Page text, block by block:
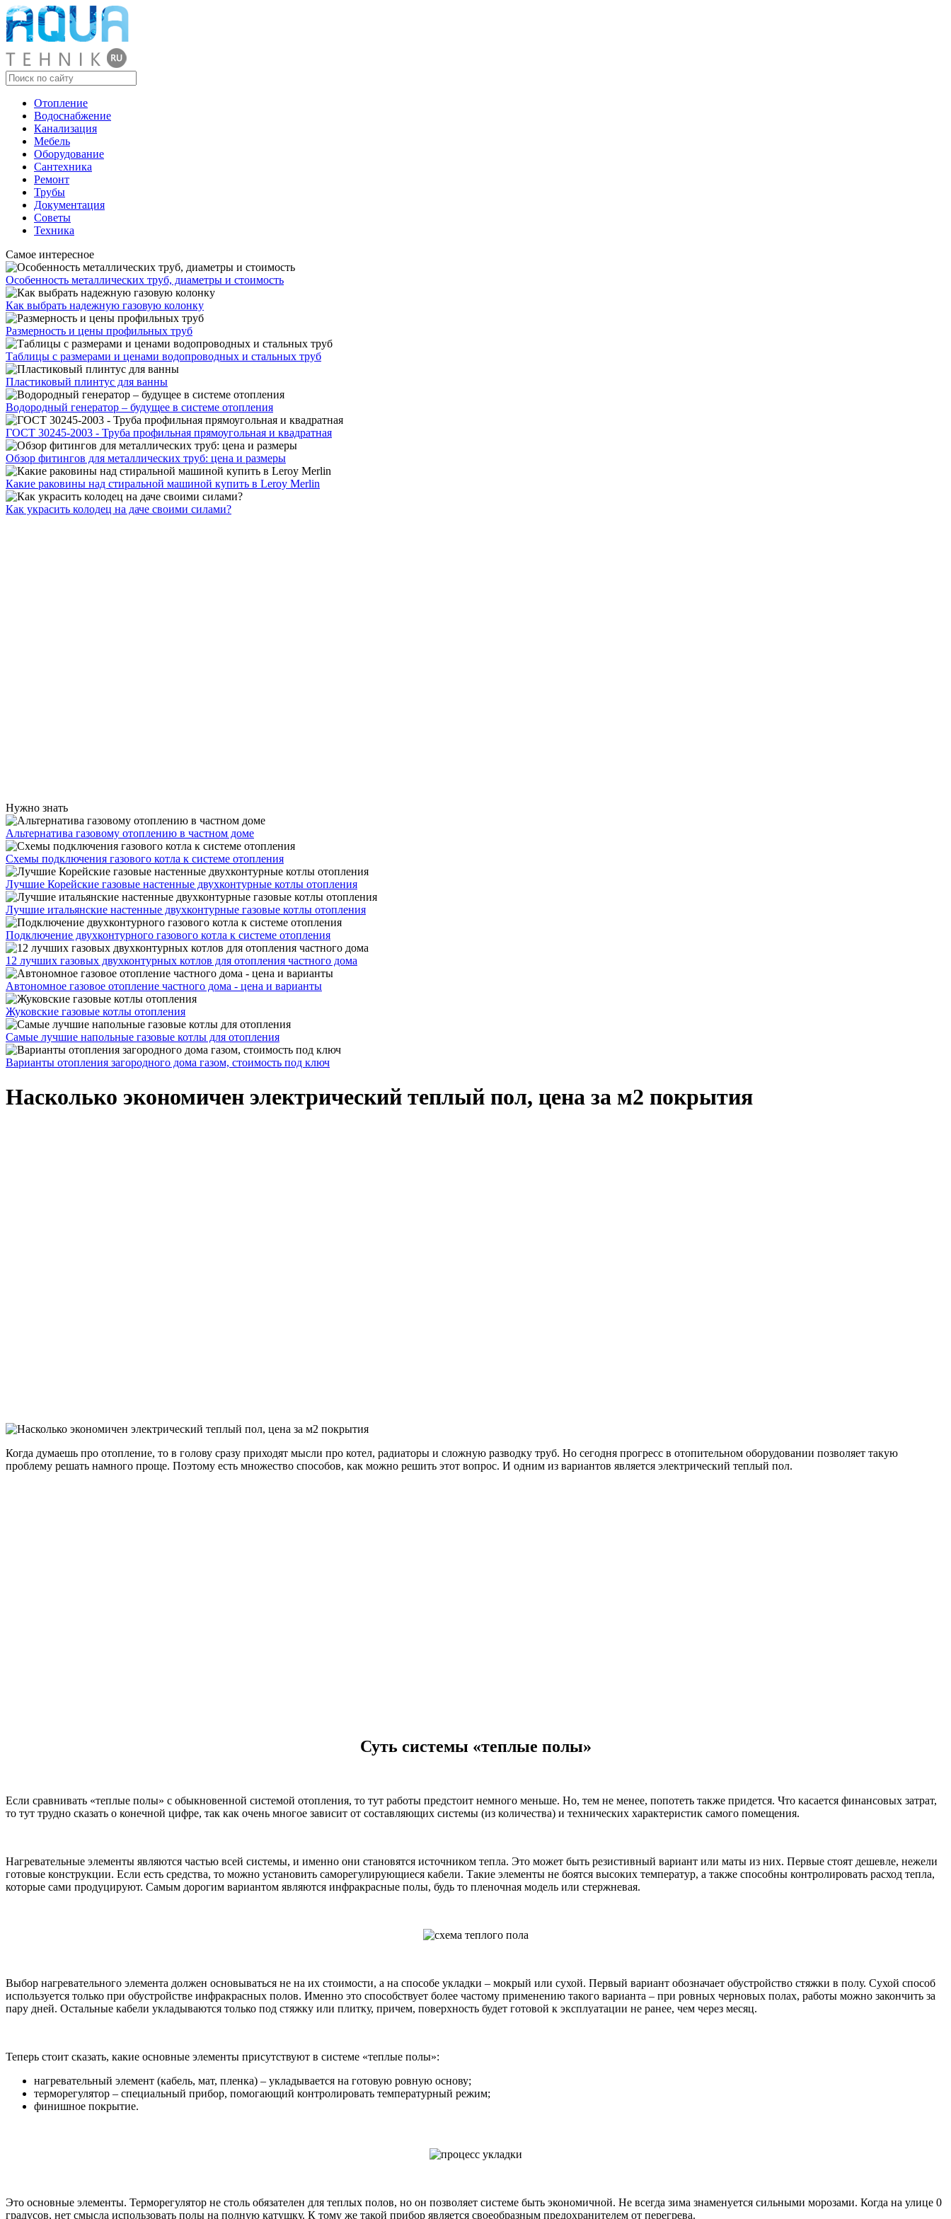
Отопление
Водоснабжение
Канализация
Мебель
Оборудование
Сантехника
Ремонт
Трубы
Документация
Советы
Техника
Самое интересное
Особенность металлических труб, диаметры и стоимость
Как выбрать надежную газовую колонку
Размерность и цены профильных труб
Таблицы с размерами и ценами водопроводных и стальных труб
Пластиковый плинтус для ванны
Водородный генератор – будущее в системе отопления
ГОСТ 30245-2003 - Труба профильная прямоугольная и квадратная
Обзор фитингов для металлических труб: цена и размеры
Какие раковины над стиральной машиной купить в Leroy Merlin
Как украсить колодец на даче своими силами?
Нужно знать
Альтернатива газовому отоплению в частном доме
Схемы подключения газового котла к системе отопления
Лучшие Корейские газовые настенные двухконтурные котлы отопления
Лучшие итальянские настенные двухконтурные газовые котлы отопления
Подключение двухконтурного газового котла к системе отопления
12 лучших газовых двухконтурных котлов для отопления частного дома
Автономное газовое отопление частного дома - цена и варианты
Жуковские газовые котлы отопления
Самые лучшие напольные газовые котлы для отопления
Варианты отопления загородного дома газом, стоимость под ключ
Насколько экономичен электрический теплый пол, цена за м2 покрытия
Когда думаешь про отопление, то в голову сразу приходят мысли про котел, радиаторы и сложную разводку труб. Но сегодня прогресс в отопительном оборудовании позволяет такую
проблему решать намного проще. Поэтому есть множество способов, как можно решить этот вопрос. И одним из вариантов является электрический теплый пол.
Суть системы «теплые полы»
Если сравнивать «теплые полы» с обыкновенной системой отопления, то тут работы предстоит немного меньше. Но, тем не менее, попотеть также придется. Что касается финансовых затрат,
то тут трудно сказать о конечной цифре, так как очень многое зависит от составляющих системы (из количества) и технических характеристик самого помещения.
Нагревательные элементы являются частью всей системы, и именно они становятся источником тепла. Это может быть резистивный вариант или маты из них. Первые стоят дешевле, нежели
готовые конструкции. Если есть средства, то можно установить саморегулирующиеся кабели. Такие элементы не боятся высоких температур, а также способны контролировать расход тепла,
которые сами продуцируют. Самым дорогим вариантом являются инфракрасные полы, будь то пленочная модель или стержневая.
Выбор нагревательного элемента должен основываться не на их стоимости, а на способе укладки – мокрый или сухой. Первый вариант обозначает обустройство стяжки в полу. Сухой способ
используется только при обустройстве инфракрасных полов. Именно это способствует более частому применению такого варианта – при ровных черновых полах, работы можно закончить за
пару дней. Остальные кабели укладываются только под стяжку или плитку, причем, поверхность будет готовой к эксплуатации не ранее, чем через месяц.
Теперь стоит сказать, какие основные элементы присутствуют в системе «теплые полы»:
нагревательный элемент (кабель, мат, пленка) – укладывается на готовую ровную основу;
терморегулятор – специальный прибор, помогающий контролировать температурный режим;
финишное покрытие.
Это основные элементы. Терморегулятор не столь обязателен для теплых полов, но он позволяет системе быть экономичной. Не всегда зима знаменуется сильными морозами. Когда на улице 0
градусов, нет смысла использовать полы на полную катушку. К тому же такой прибор является своеобразным предохранителем от перегрева.